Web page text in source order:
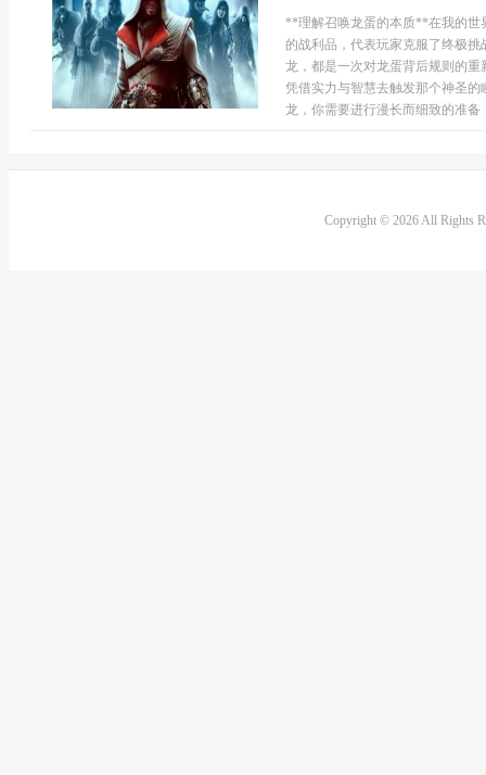
**理解召唤龙蛋的本质**在我的世
的战利品，代表玩家克服了终极
龙，都是一次对龙蛋背后规则的
凭借实力与智慧去触发那个神圣
龙，你需要进行漫长而细致的准备
Copyright © 2026 All Rights